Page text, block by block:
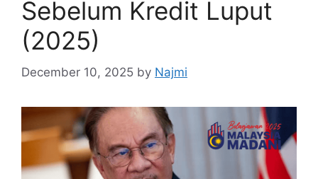
Sebelum Kredit Luput
(2025)
December 10, 2025 by Najmi